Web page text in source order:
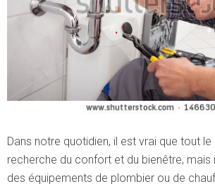
Dans notre quotidien, il est vrai que tout
recherche du confort et du bienêtre, mais
des équipements de plombier ou de